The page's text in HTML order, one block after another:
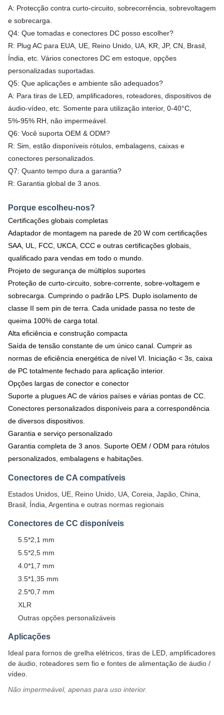
A: Protecção contra curto-circuito, sobrecorrência, sobrevoltagem
e sobrecarga.
Q4: Que tomadas e conectores DC posso escolher?
R: Plug AC para EUA, UE, Reino Unido, UA, KR, JP, CN, Brasil,
Índia, etc. Vários conectores DC em estoque, opções
personalizadas suportadas.
Q5: Que aplicações e ambiente são adequados?
A: Para tiras de LED, amplificadores, roteadores, dispositivos de
áudio-vídeo, etc. Somente para utilização interior, 0-40°C,
5%-95% RH, não impermeável.
Q6: Você suporta OEM & ODM?
R: Sim, estão disponíveis rótulos, embalagens, caixas e
conectores personalizados.
Q7: Quanto tempo dura a garantia?
R: Garantia global de 3 anos.
Porque escolheu-nos?
Certificações globais completas
Adaptador de montagem na parede de 20 W com certificações
SAA, UL, FCC, UKCA, CCC e outras certificações globais,
qualificado para vendas em todo o mundo.
Projeto de segurança de múltiplos suportes
Proteção de curto-circuito, sobre-corrente, sobre-voltagem e
sobrecarga. Cumprindo o padrão LPS. Duplo isolamento de
classe II sem pin de terra. Cada unidade passa no teste de
queima 100% de carga total.
Alta eficiência e construção compacta
Saída de tensão constante de um único canal. Cumprir as
normas de eficiência energética de nível VI. Iniciação < 3s, caixa
de PC totalmente fechado para aplicação interior.
Opções largas de conector e conector
Suporte a plugues AC de vários países e várias pontas de CC.
Conectores personalizados disponíveis para a correspondência
de diversos dispositivos.
Garantia e serviço personalizado
Garantia completa de 3 anos. Suporte OEM / ODM para rótulos
personalizados, embalagens e habitações.
Conectores de CA compatíveis
Estados Unidos, UE, Reino Unido, UA, Coreia, Japão, China,
Brasil, Índia, Argentina e outras normas regionais
Conectores de CC disponíveis
5.5*2,1 mm
5.5*2,5 mm
4.0*1,7 mm
3.5*1,35 mm
2.5*0,7 mm
XLR
Outras opções personalizáveis
Aplicações
Ideal para fornos de grelha elétricos, tiras de LED, amplificadores
de áudio, roteadores sem fio e fontes de alimentação de áudio /
vídeo.
Não impermeável, apenas para uso interior.